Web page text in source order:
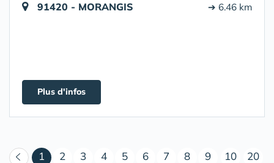
91420 - MORANGIS ➔ 6.46 km
Plus d'infos
1 (courant)
2 3 4 5 6 7 8 9 10 20